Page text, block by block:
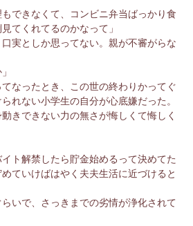
もできなくて、コンビニ弁当ばっかり食
てくれてるのかなって」
口実としか思ってない。親が不審がらな
てなったとき、この世の終わりかってぐ
れない小学生の自分が心底嫌だった。
きできない力の無さが悔しくて悔しく
イト解禁したら貯金始めるって決めてた
ていけばはやく夫夫生活に近づけると
いで、さっきまでの劣情が浄化されて